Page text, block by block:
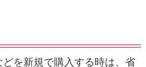
どを新規で購入する時は、省